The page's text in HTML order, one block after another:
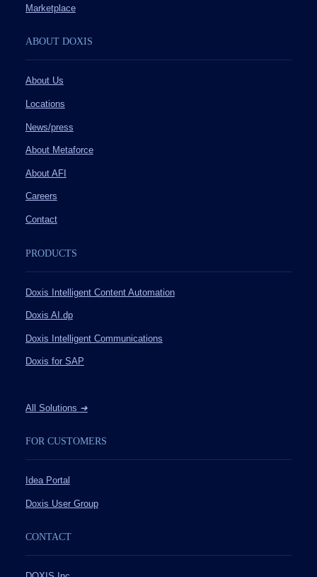
Marketplace
ABOUT DOXIS
About Us
Locations
News/press
About Metaforce
About AFI
Careers
Contact
PRODUCTS
Doxis Intelligent Content Automation
Doxis AI.dp
Doxis Intelligent Communications
Doxis for SAP
All Solutions ➔
FOR CUSTOMERS
Idea Portal
Doxis User Group
CONTACT